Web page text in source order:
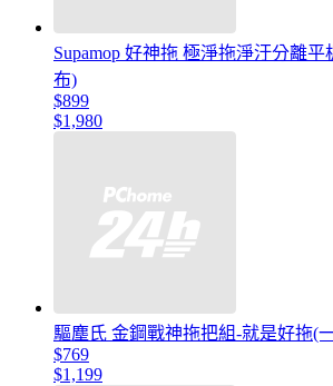
Supamop 好神拖 極淨拖淨汙分離平
布)
$899
$1,980
驅塵氏 金鋼戰神拖把組-就是好拖(
$769
$1,199